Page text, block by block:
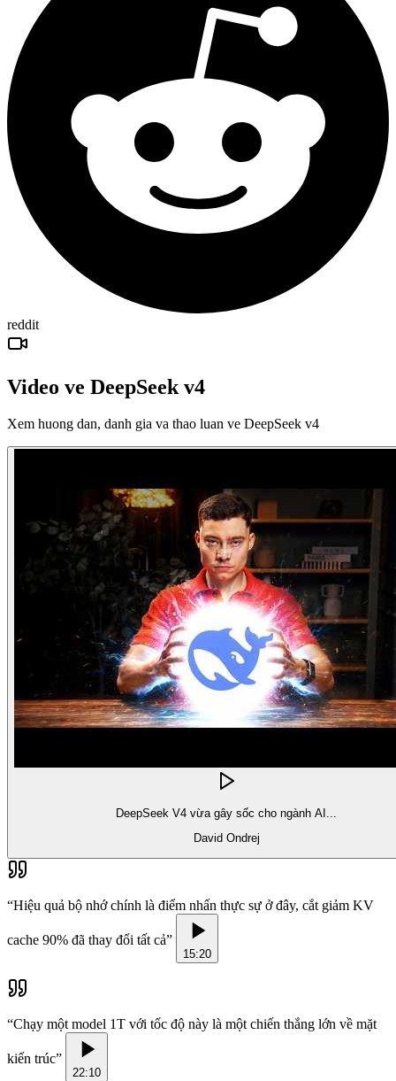
reddit
Video ve DeepSeek v4
Xem huong dan, danh gia va thao luan ve DeepSeek v4
DeepSeek V4 vừa gây sốc cho ngành AI...
David Ondrej
“Hiệu quả bộ nhớ chính là điểm nhấn thực sự ở đây, cắt giảm KV
cache 90% đã thay đổi tất cả”
15:20
“Chạy một model 1T với tốc độ này là một chiến thắng lớn về mặt
kiến trúc”
22:10